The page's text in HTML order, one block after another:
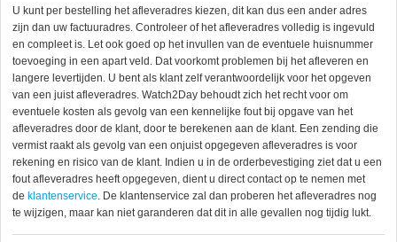
U kunt per bestelling het afleveradres kiezen, dit kan dus een ander adres
zijn dan uw factuuradres. Controleer of het afleveradres volledig is ingevuld
en compleet is. Let ook goed op het invullen van de eventuele huisnummer
toevoeging in een apart veld. Dat voorkomt problemen bij het afleveren en
langere levertijden. U bent als klant zelf verantwoordelijk voor het opgeven
van een juist afleveradres. Watch2Day behoudt zich het recht voor om
eventuele kosten als gevolg van een kennelijke fout bij opgave van het
afleveradres door de klant, door te berekenen aan de klant. Een zending die
vermist raakt als gevolg van een onjuist opgegeven afleveradres is voor
rekening en risico van de klant. Indien u in de orderbevestiging ziet dat u een
fout afleveradres heeft opgegeven, dient u direct contact op te nemen met
de klantenservice . De klantenservice zal dan proberen het afleveradres nog
te wijzigen, maar kan niet garanderen dat dit in alle gevallen nog tijdig lukt.